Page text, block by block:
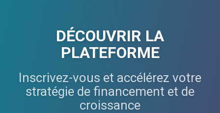
DÉCOUVRIR LA
PLATEFORME
Inscrivez-vous et accélérez votre
stratégie de financement et de
croissance